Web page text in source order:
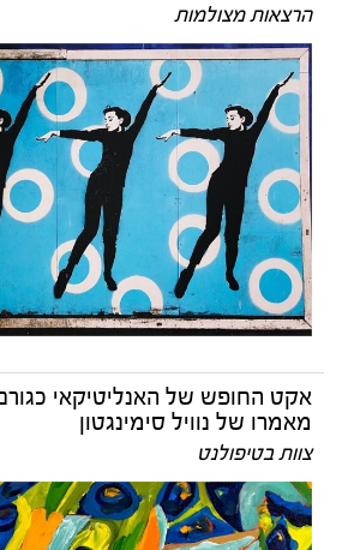
הרצאות מצולמות
אקט החופש של האנליטיקאי כגורם
מאמרו של נוויל סימינגטון
צוות בטיפולנט